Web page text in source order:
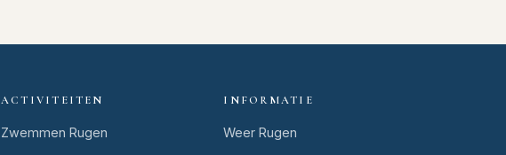
ACTIVITEITEN
Zwemmen Rugen
INFORMATIE
Weer Rugen